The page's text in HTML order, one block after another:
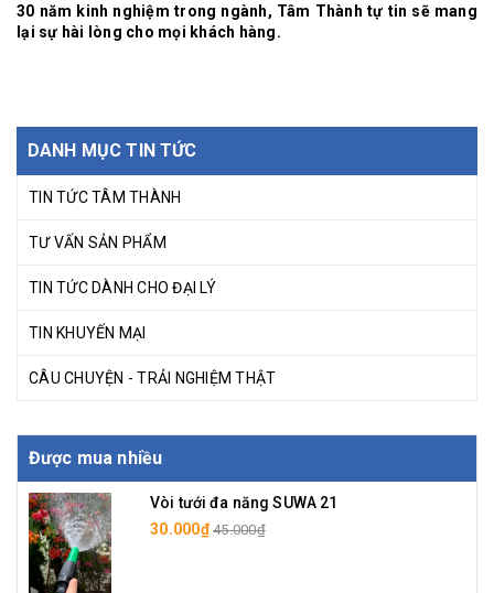
30 năm kinh nghiệm trong ngành, Tâm Thành tự tin sẽ mang
lại sự hài lòng cho mọi khách hàng.
DANH MỤC TIN TỨC
TIN TỨC TÂM THÀNH
TƯ VẤN SẢN PHẨM
TIN TỨC DÀNH CHO ĐẠI LÝ
TIN KHUYẾN MẠI
CÂU CHUYỆN - TRẢI NGHIỆM THẬT
Được mua nhiều
Vòi tưới đa năng SUWA 21
30.000₫ 45.000₫